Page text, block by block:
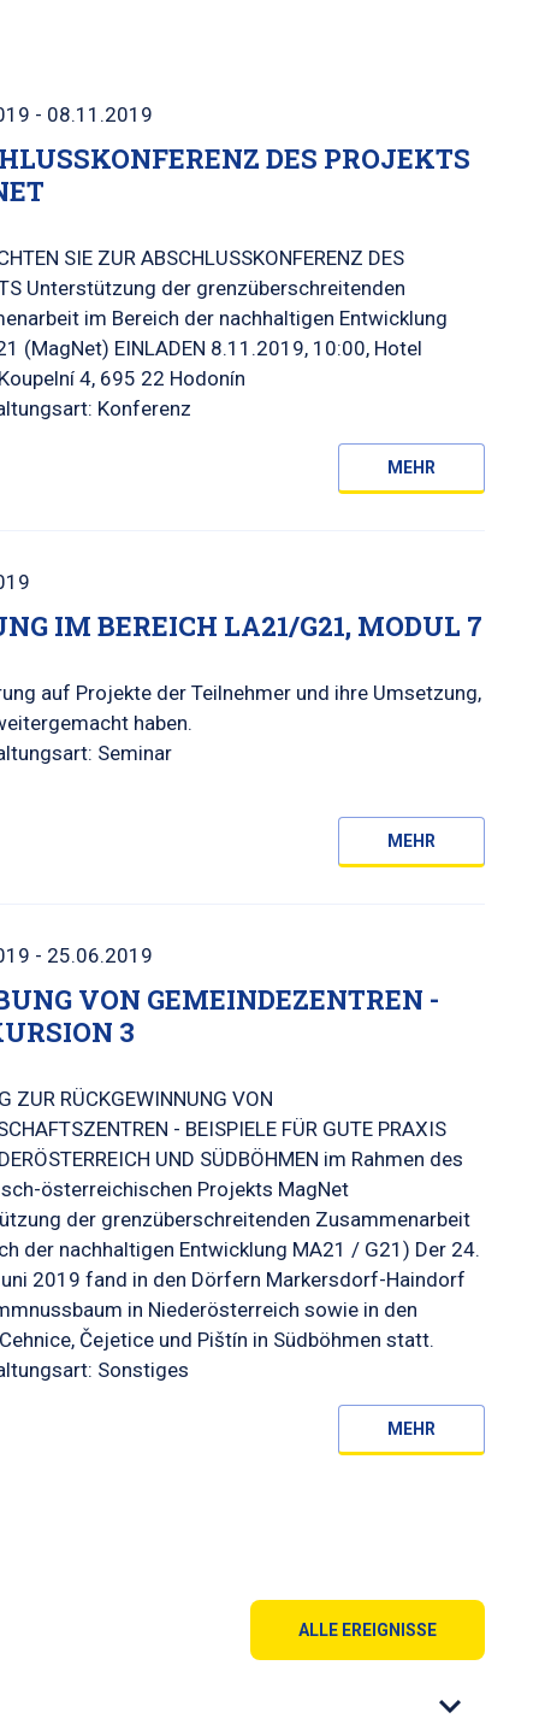
- 08.11.2019
DES PROJEKTS
SIE ZUR ABSCHLUSSKONFERENZ DES
Unterstützung der grenzüberschreitenden
im Bereich der nachhaltigen Entwicklung
(MagNet) EINLADEN 8.11.2019, 10:00, Hotel
4, 695 22 Hodonín
Konferenz
MEHR
IM BEREICH LA21/G21, MODUL 7
auf Projekte der Teilnehmer und ihre Umsetzung,
haben.
Seminar
MEHR
- 25.06.2019
VON GEMEINDEZENTREN -
3
ZUR RÜCKGEWINNUNG VON
- BEISPIELE FÜR GUTE PRAXIS
UND SÜDBÖHMEN im Rahmen des
österreichischen Projekts MagNet
der grenzüberschreitenden Zusammenarbeit
der nachhaltigen Entwicklung MA21 / G21) Der 24.
2019 fand in den Dörfern Markersdorf-Haindorf
in Niederösterreich sowie in den
Čejetice und Pištín in Südböhmen statt.
Sonstiges
MEHR
ALLE EREIGNISSE